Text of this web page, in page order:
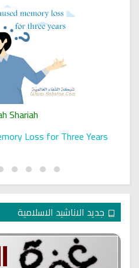
Shariah
Loss for Three Years
جديد الاناشيد الاسلامية